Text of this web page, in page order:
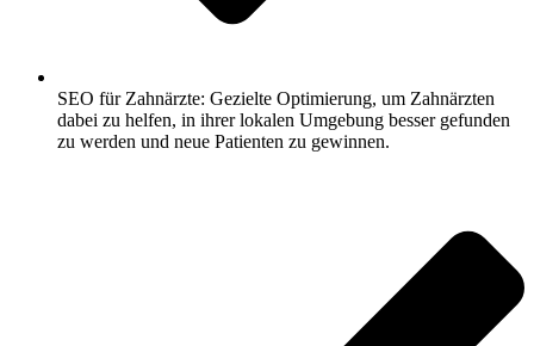
SEO für Zahnärzte: Gezielte Optimierung, um Zahnärzten
dabei zu helfen, in ihrer lokalen Umgebung besser gefunden
zu werden und neue Patienten zu gewinnen.